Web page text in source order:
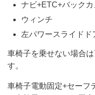
ナビ+ETC+バックカ
ウィンチ
左パワースライド
車椅子を乗せない場合
す。
車椅子電動固定+セーフ